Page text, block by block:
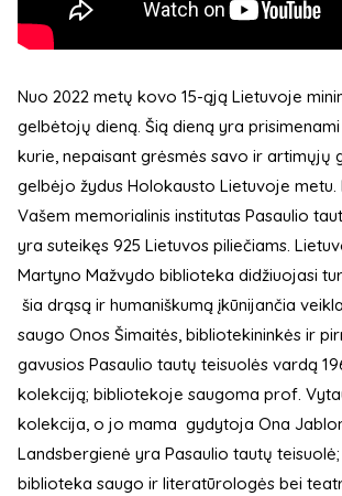
Nuo 2022 metų kovo 15-ąją Lietuvoje
gelbėtojų dieną. Šią dieną yra
kurie, nepaisant grėsmės savo ir artimųjų
gelbėjo žydus Holokausto Lietuvoje metu.
Vašem memorialinis institutas Pasaulio
yra suteikęs 925 Lietuvos piliečiams.
Martyno Mažvydo biblioteka didžiuojasi
šia drąsą ir humaniškumą įkūnijančia
saugo Onos Šimaitės, bibliotekininkės ir
gavusios Pasaulio tautų teisuolės vardą
kolekciją; bibliotekoje saugoma prof.
kolekcija, o jo mama gydytoja Ona
Landsbergienė yra Pasaulio tautų
biblioteka saugo ir literatūrologės bei